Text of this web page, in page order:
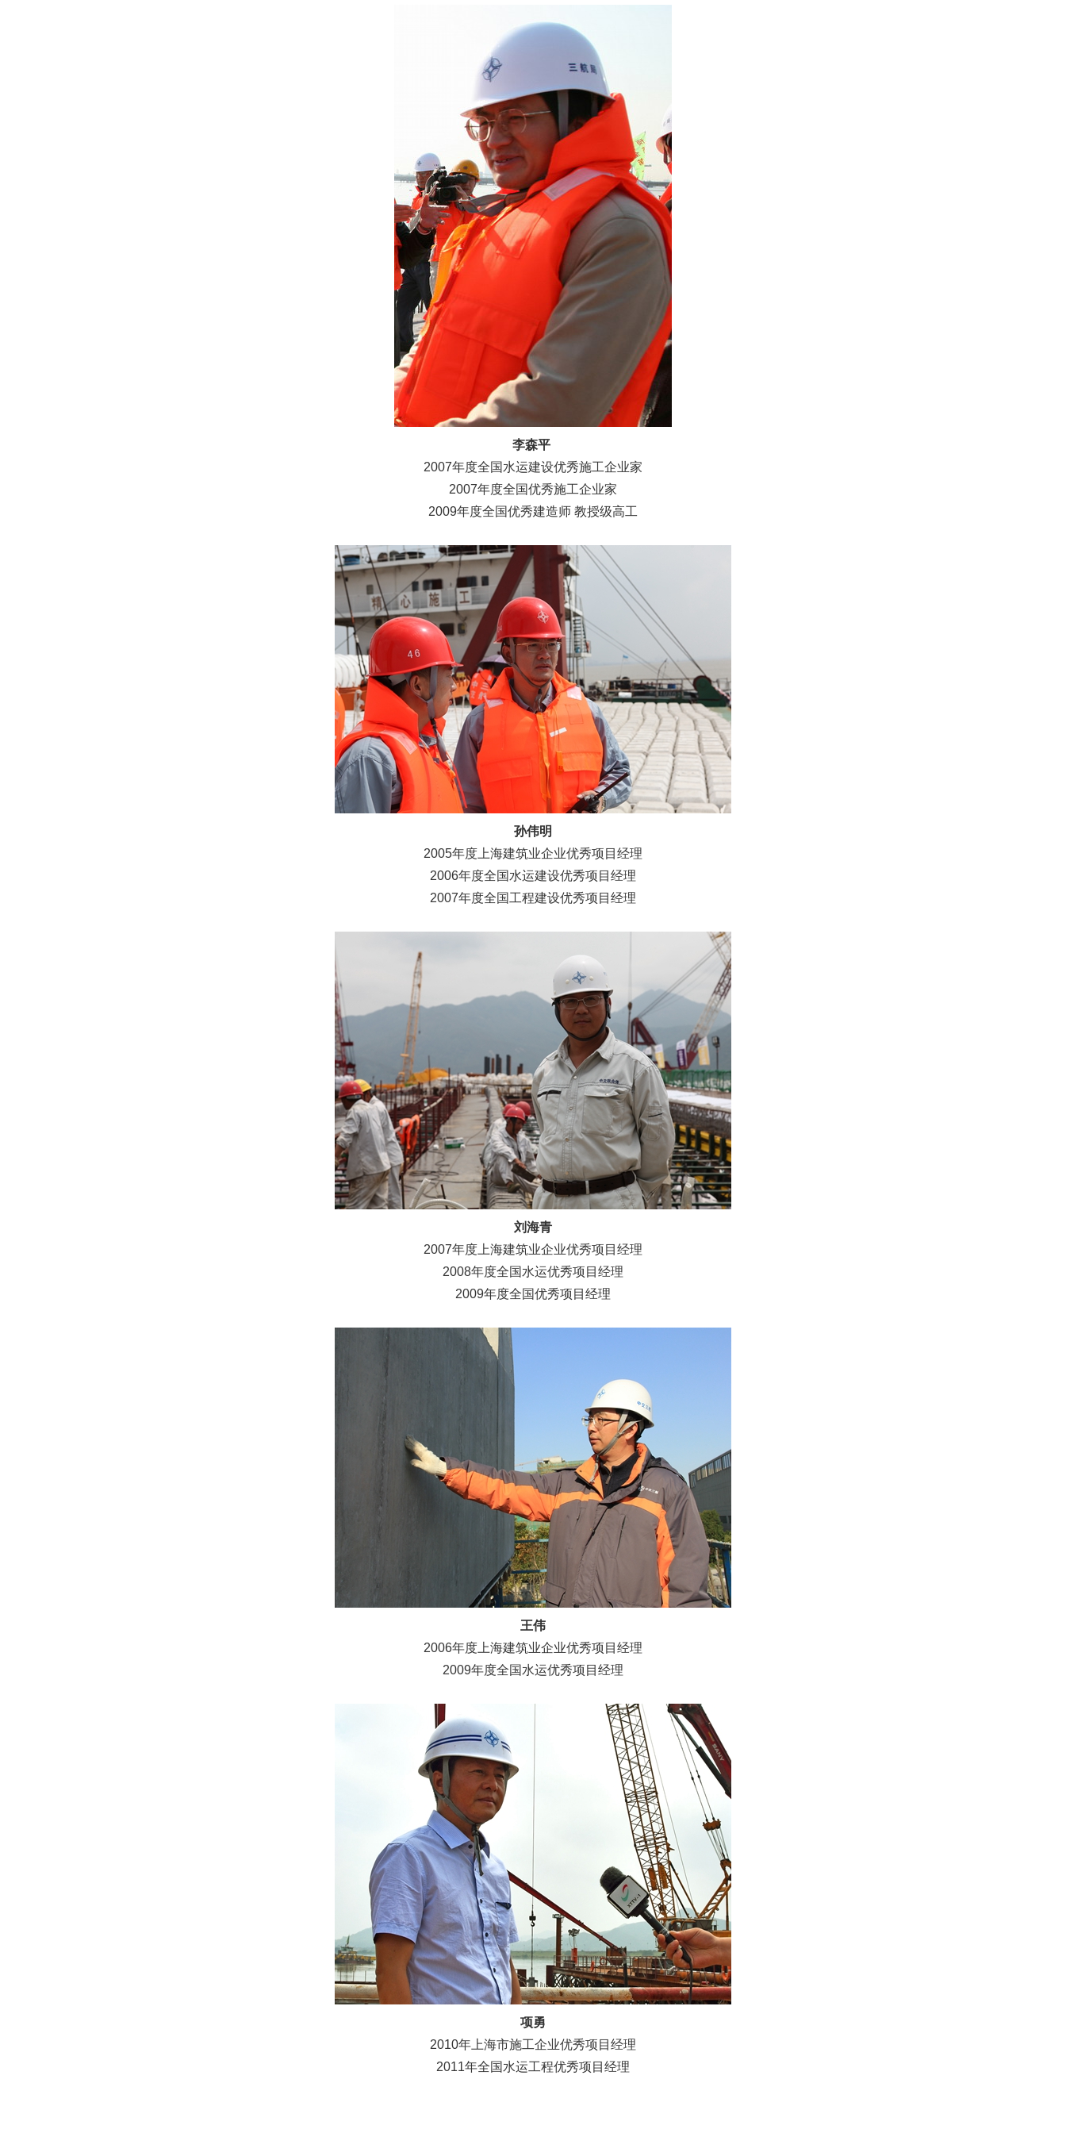
李森平
2007年度全国水运建设优秀施工企业家
2007年度全国优秀施工企业家
2009年度全国优秀建造师 教授级高工
孙伟明
2005年度上海建筑业企业优秀项目经理
2006年度全国水运建设优秀项目经理
2007年度全国工程建设优秀项目经理
刘海青
2007年度上海建筑业企业优秀项目经理
2008年度全国水运优秀项目经理
2009年度全国优秀项目经理
王伟
2006年度上海建筑业企业优秀项目经理
2009年度全国水运优秀项目经理
项勇
2010年上海市施工企业优秀项目经理
2011年全国水运工程优秀项目经理